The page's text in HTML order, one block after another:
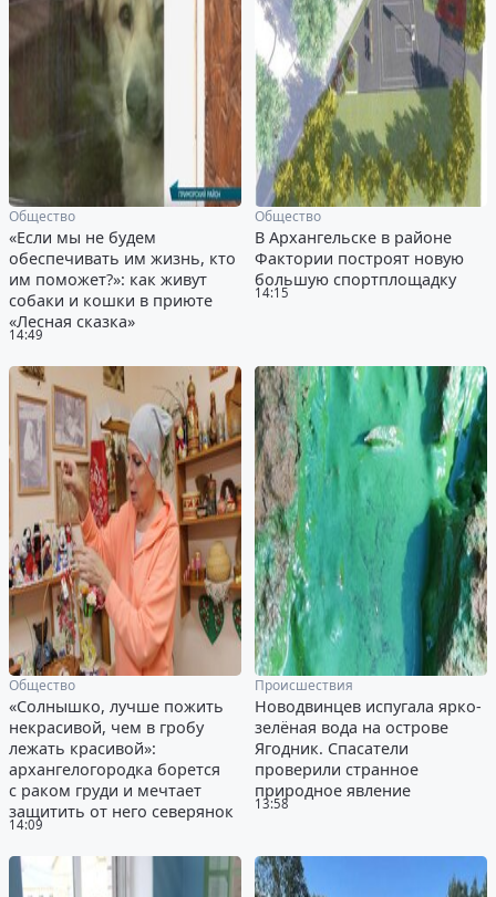
14:49
Общество
«Если мы не будем
обеспечивать им жизнь, кто
им поможет?»: как живут
собаки и кошки в приюте
«Лесная сказка»
14:15
Общество
В Архангельске в районе
Фактории построят новую
большую спортплощадку
14:09
Общество
«Солнышко, лучше пожить
некрасивой, чем в гробу
лежать красивой»:
архангелогородка борется
с раком груди и мечтает
защитить от него северянок
13:58
Происшествия
Новодвинцев испугала ярко-
зелёная вода на острове
Ягодник. Спасатели
проверили странное
природное явление